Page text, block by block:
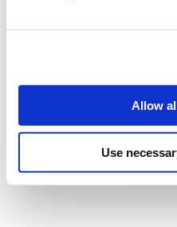
Allow
Use